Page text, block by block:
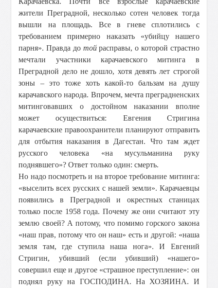
жители Преградной, несколько сотен человек тогда
вышли на площадь. Все в гневе сплотились с
требованием примерно наказать «убийцу нашего
парня». Правда до тойрасправы, о которой страстно
мечтали участники карачаевского митинга в
Преградной дело не дошло, хотя девять лет строгой
зоны – это тоже хоть какой-то бальзам на душу
карачавского народа. Впрочем, мечта преградненских
митинговавших о достойном наказании вполне
может осуществиться: Евгения Стригина
карачаевские правоохранители планируют отправить
для отбытия наказания в Дагестан. Что там ждет
русского человека «на мусульманина руку
поднявшего»? Ответ только один: смерть.
Но надо посмотреть и на второе требование митинга:
«выселить всех русских с нашей земли». Карачаевцы
появились в Преградной и окрестных станицах
только после 1958 года. Почему же они считают эту
землю своей? А потому, что помимо горского закона
«наш прав, потому что он наш» есть и другой: «наша
земля там, где ступила наша нога». И Евгений
Стригин, убивший (если убивший) «нашего»
совершил еще и другое «страшное преступление»: он
поднял руку на ГОСПОДИНА. На ХОЗЯИНА. И